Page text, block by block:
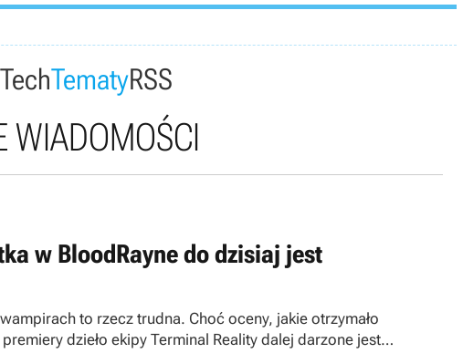
TechTematyRSS
WIADOMOŚCI
w BloodRayne do dzisiaj jest
to rzecz trudna. Choć oceny, jakie otrzymało
dzieło ekipy Terminal Reality dalej darzone jest